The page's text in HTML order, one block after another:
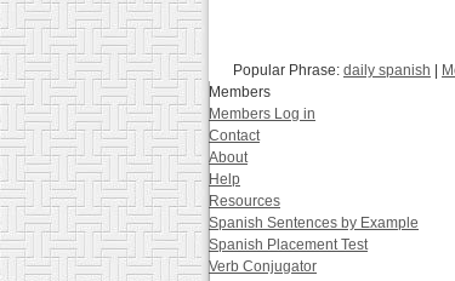
Popular Phrase: daily spanish |
Members
Members Log in
Contact
About
Help
Resources
Spanish Sentences by Example
Spanish Placement Test
Verb Conjugator